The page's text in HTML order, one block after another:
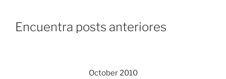
Encuentra posts anteriores
October 2010